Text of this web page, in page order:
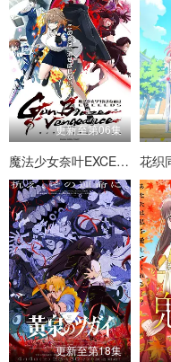
更新至第06集
魔法少女奈叶EXCEEDS Gun Blaze Vengeance
更新至第18集